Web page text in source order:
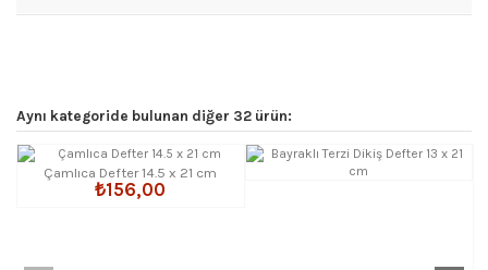
Aynı kategoride bulunan diğer 32 ürün:
Çamlıca Defter 14.5 x 21 cm
₺156,00